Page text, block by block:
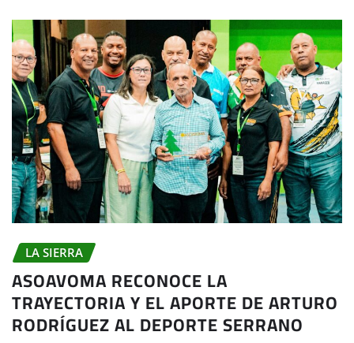
LA SIERRA
ASOAVOMA RECONOCE LA
TRAYECTORIA Y EL APORTE DE ARTURO
RODRÍGUEZ AL DEPORTE SERRANO